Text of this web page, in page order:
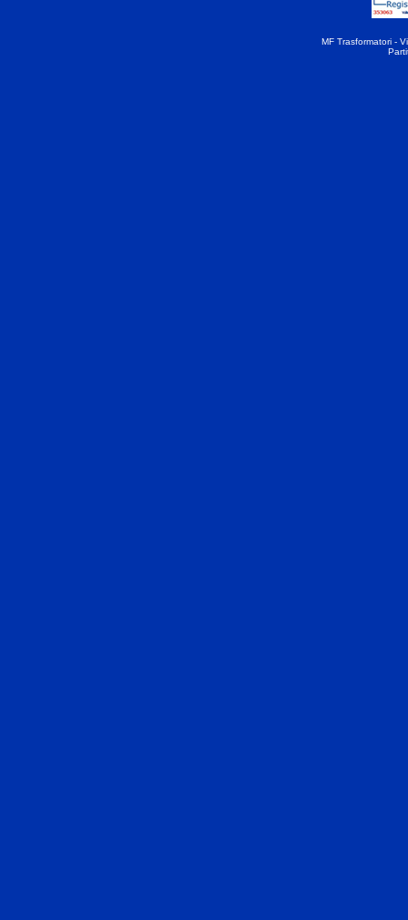
MF Trasformatori -